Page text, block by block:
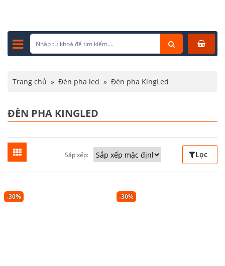
Trang chủ » Đèn pha led » Đèn pha KingLed
ĐÈN PHA KINGLED
Sắp xếp: Lọc
-30% -30%